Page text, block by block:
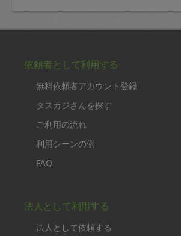
依頼者として利用する
無料依頼者アカウント登録
タスカジさんを探す
ご利用の流れ
利用シーンの例
FAQ
法人として利用する
法人として依頼する